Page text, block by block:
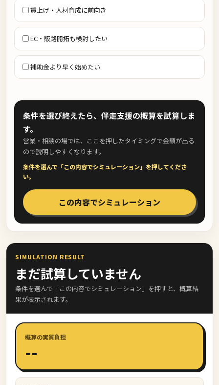
賃上げ・人材育成に前向き
EC・販路開拓も検討したい
補助金より早く始めたい
条件を選び終えたら、伴走支援の概算を試算しま
す。
営業・相談の場では、ここを押したタイミングで金額が出る
ので説明しやすくなります。
条件を選んで「この内容でシミュレーション」を押してくださ
い。
この内容でシミュレーション
SIMULATION RESULT
まだ試算していません
条件を選んで「この内容でシミュレーション」を押すと、概算結
果が表示されます。
概算の実質負担
--